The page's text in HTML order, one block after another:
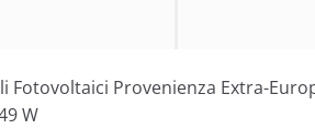
Fotovoltaici Provenienza Extra-
W